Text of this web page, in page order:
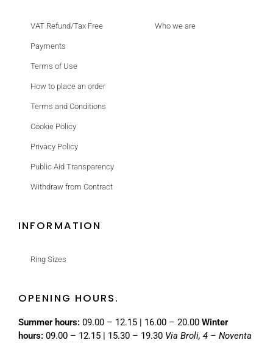
VAT Refund/Tax Free
Payments
Terms of Use
How to place an order
Terms and Conditions
Cookie Policy
Privacy Policy
Public Aid Transparency
Withdraw from Contract
Who we are
INFORMATION
Ring Sizes
OPENING HOURS.
Summer hours: 09.00 – 12.15 | 16.00 – 20.00 Winter
hours: 09.00 – 12.15 | 15.30 – 19.30 Via Broli, 4 – Noventa